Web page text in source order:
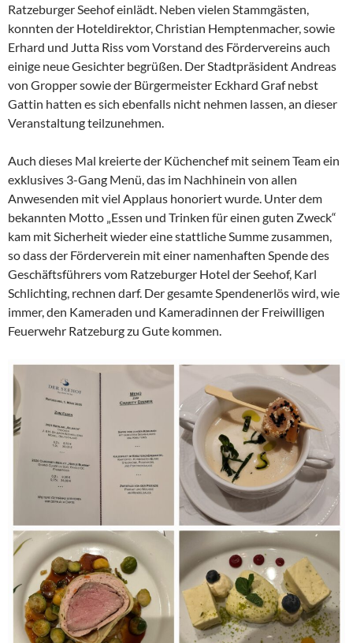
Ratzeburger Seehof einlädt. Neben vielen Stammgästen,
konnten der Hoteldirektor, Christian Hemptenmacher, sowie
Erhard und Jutta Riss vom Vorstand des Fördervereins auch
einige neue Gesichter begrüßen. Der Stadtpräsident Andreas
von Gropper sowie der Bürgermeister Eckhard Graf nebst
Gattin hatten es sich ebenfalls nicht nehmen lassen, an dieser
Veranstaltung teilzunehmen.
Auch dieses Mal kreierte der Küchenchef mit seinem Team ein
exklusives 3-Gang Menü, das im Nachhinein von allen
Anwesenden mit viel Applaus honoriert wurde. Unter dem
bekannten Motto „Essen und Trinken für einen guten Zweck“
kam mit Sicherheit wieder eine stattliche Summe zusammen,
so dass der Förderverein mit einer namenhaften Spende des
Geschäftsführers vom Ratzeburger Hotel der Seehof, Karl
Schlichting, rechnen darf. Der gesamte Spendenerlös wird, wie
immer, den Kameraden und Kameradinnen der Freiwilligen
Feuerwehr Ratzeburg zu Gute kommen.